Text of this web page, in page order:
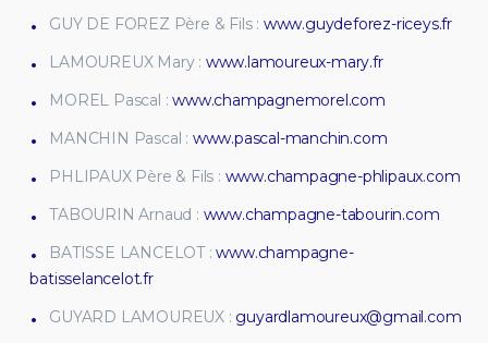
GUY DE FOREZ Père & Fils : www.guydeforez-riceys.fr
LAMOUREUX Mary : www.lamoureux-mary.fr
MOREL Pascal :www.champagnemorel.com
MANCHIN Pascal : www.pascal-manchin.com
PHLIPAUX Père & Fils : www.champagne-phlipaux.com
TABOURIN Arnaud : www.champagne-tabourin.com
BATISSE LANCELOT :www.champagne-
batisselancelot.fr
GUYARD LAMOUREUX : guyardlamoureux@gmail.com